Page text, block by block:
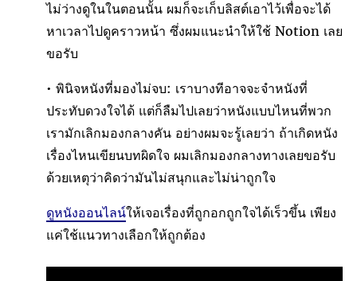
ไม่ว่างดูในในตอนนั้น ผมก็จะเก็บลิสต์เอาไว้เพื่อจะได้
หาเวลาไปดูคราวหน้า ซึ่งผมแนะนำให้ใช้ Notion เลย
ขอรับ
• พินิจหนังที่มองไม่จบ: เราบางทีอาจจะจำหนังที่
ประทับดวงใจได้ แต่ก็ลืมไปเลยว่าหนังแบบไหนที่พวก
เรามักเลิกมองกลางคัน อย่างผมจะรู้เลยว่า ถ้าเกิดหนัง
เรื่องไหนเขียนบทผิดใจ ผมเลิกมองกลางทางเลยขอรับ
ด้วยเหตุว่าคิดว่ามันไม่สนุกและไม่น่าถูกใจ
ดูหนังออนไลน์ให้เจอเรื่องที่ถูกอกถูกใจได้เร็วขึ้น เพียง
แค่ใช้แนวทางเลือกให้ถูกต้อง